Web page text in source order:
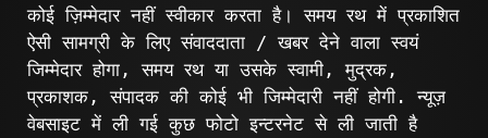
कोई ज़िम्मेदार नहीं स्वीकार करता है। समय रथ में प्रकाशित
ऐसी सामग्री के लिए संवाददाता / खबर देने वाला स्वयं
जिम्मेदार होगा, समय रथ या उसके स्वामी, मुद्रक,
प्रकाशक, संपादक की कोई भी जिम्मेदारी नहीं होगी. न्यूज़
वेबसाइट में ली गई कुछ फोटो इन्टरनेट से ली जाती है